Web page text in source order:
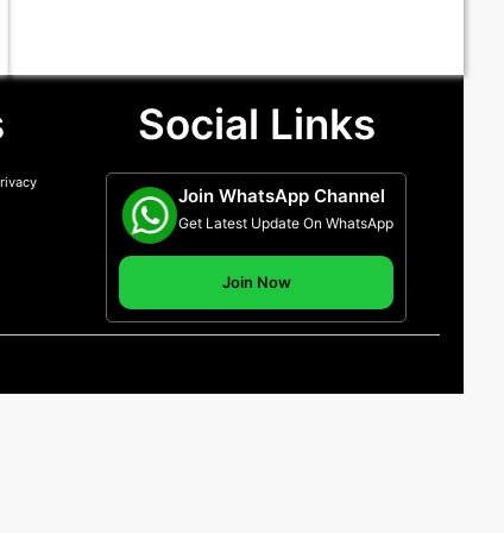
Social Links
Join WhatsApp Channel
Get Latest Update On WhatsApp
Join Now